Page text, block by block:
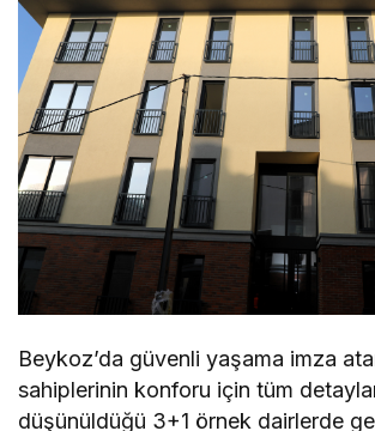
Beykoz’da güvenli yaşama imza
sahiplerinin konforu için tüm
düşünüldüğü 3+1 örnek dairlerde